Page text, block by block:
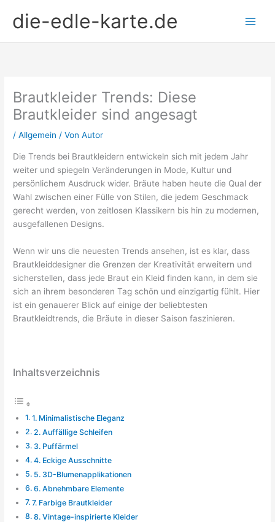
Inhaltdie-edle-karte.de
Brautkleider Trends: Diese
Brautkleider sind angesagt
/Allgemein / VonAutor
Die Trends bei Brautkleidern entwickeln sich mit jedem Jahr
weiter und spiegeln Veränderungen in Mode, Kultur und
persönlichem Ausdruck wider. Bräute haben heute die Qual der
Wahl zwischen einer Fülle von Stilen, die jedem Geschmack
gerecht werden, von zeitlosen Klassikern bis hin zu modernen,
ausgefallenen Designs.
Wenn wir uns die neuesten Trends ansehen, ist es klar, dass
Brautkleiddesigner die Grenzen der Kreativität erweitern und
sicherstellen, dass jede Braut ein Kleid finden kann, in dem sie
sich an ihrem besonderen Tag schön und einzigartig fühlt. Hier
ist ein genauerer Blick auf einige der beliebtesten
Brautkleidtrends, die Bräute in dieser Saison faszinieren.
Inhaltsverzeichnis
1. Minimalistische Eleganz
2. Auffällige Schleifen
3. Puffärmel
4. Eckige Ausschnitte
5. 3D-Blumenapplikationen
6. Abnehmbare Elemente
7. Farbige Brautkleider
8. Vintage-inspirierte Kleider